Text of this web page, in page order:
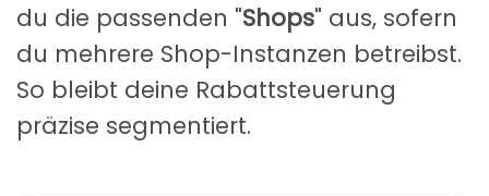
du die passenden "Shops" aus, sofern
du mehrere Shop-Instanzen betreibst.
So bleibt deine Rabattsteuerung
präzise segmentiert.